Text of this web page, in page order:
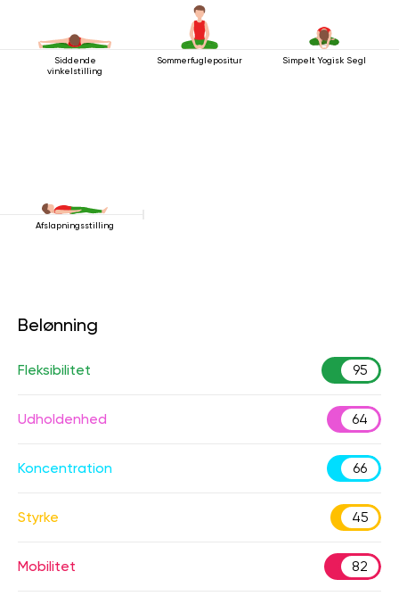
Siddende
vinkelstilling
Sommerfuglepositur Simpelt Yogisk Segl
Afslapningsstilling
Belønning
Fleksibilitet 95
Udholdenhed 64
Koncentration 66
Styrke 45
Mobilitet 82